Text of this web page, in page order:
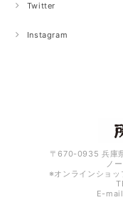
Twitter
Instagram
〒670-0935 兵庫
ノ
※オンラインショ
E-mail